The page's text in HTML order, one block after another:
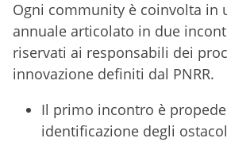
Ogni community è coinvolta in
annuale articolato in due
riservati ai responsabili dei
innovazione definiti dal PNRR.
Il primo incontro è
identificazione degli